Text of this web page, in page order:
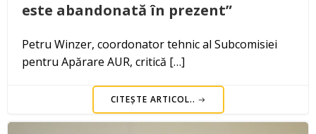
este abandonată în prezent”
Petru Winzer, coordonator tehnic al Subcomisiei
pentru Apărare AUR, critică […]
CITEȘTE ARTICOL..